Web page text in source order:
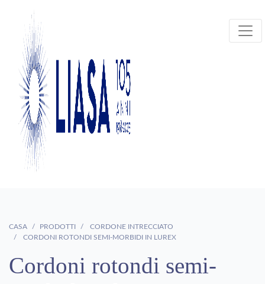
CASA PRODOTTI
CORDONE INTRECCIATO
CORDONI ROTONDI SEMI-MORBIDI IN LUREX
Cordoni rotondi semi-